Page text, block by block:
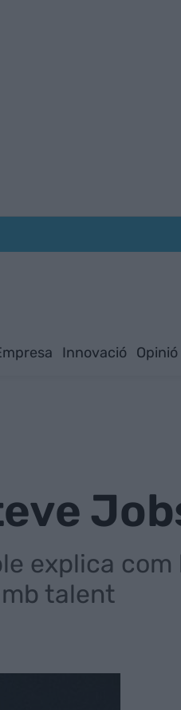
Innovació Opinió
explica com
talent